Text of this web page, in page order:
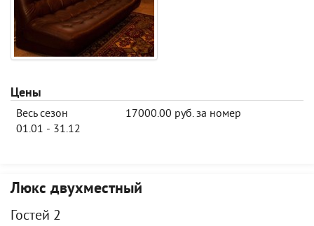
Цены
Весь сезон
01.01 - 31.12
17000.00 руб. за номер
Люкс двухместный
Гостей 2